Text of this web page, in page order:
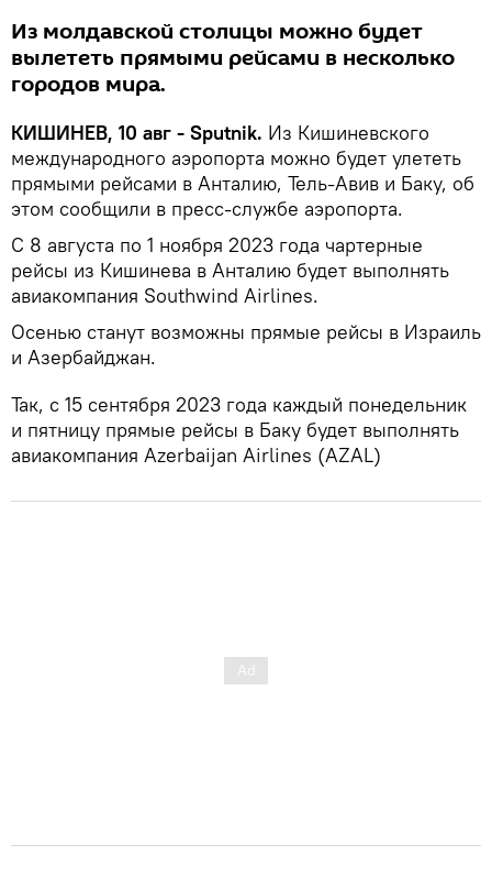
Из молдавской столицы можно будет
вылететь прямыми рейсами в несколько
городов мира.
КИШИНЕВ, 10 авг - Sputnik. Из Кишиневского
международного аэропорта можно будет улететь
прямыми рейсами в Анталию, Тель-Авив и Баку, об
этом сообщили в пресс-службе аэропорта.
С 8 августа по 1 ноября 2023 года чартерные
рейсы из Кишинева в Анталию будет выполнять
авиакомпания Southwind Airlines.
Осенью станут возможны прямые рейсы в Израиль
и Азербайджан.
Так, с 15 сентября 2023 года каждый понедельник
и пятницу прямые рейсы в Баку будет выполнять
авиакомпания Azerbaijan Airlines (AZAL)